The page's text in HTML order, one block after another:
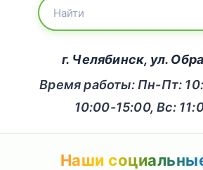
г. Челябинск, ул.
Время работы: Пн-Пт:
10:00-15:00, Вс:
Наши